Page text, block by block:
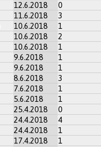
12.6.2018 0
11.6.2018 3
10.6.2018 1
10.6.2018 2
10.6.2018 1
9.6.2018 1
9.6.2018 1
8.6.2018 3
7.6.2018 1
5.6.2018 1
25.4.2018 0
24.4.2018 4
24.4.2018 1
17.4.2018 1